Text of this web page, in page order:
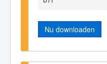
Nu downloaden